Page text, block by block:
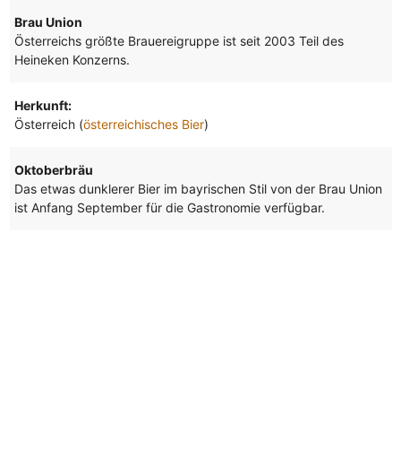
Brau Union
Österreichs größte Brauereigruppe ist seit 2003 Teil des
Heineken Konzerns.
Herkunft:
Österreich (österreichisches Bier)
Oktoberbräu
Das etwas dunklerer Bier im bayrischen Stil von der Brau Union
ist Anfang September für die Gastronomie verfügbar.